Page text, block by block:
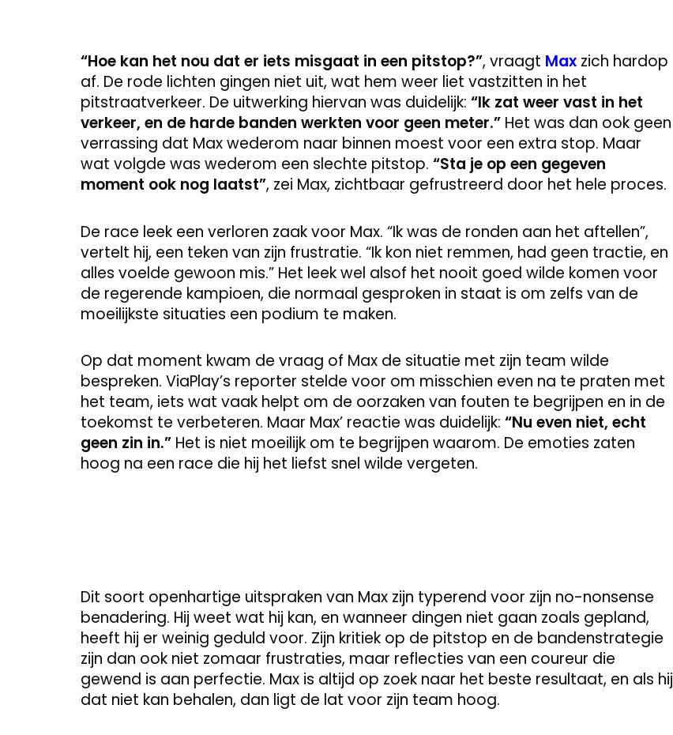
“Hoe kan het nou dat er iets misgaat in een pitstop?”, vraagt Max zich hardop
af. De rode lichten gingen niet uit, wat hem weer liet vastzitten in het
pitstraatverkeer. De uitwerking hiervan was duidelijk: “Ik zat weer vast in het
verkeer, en de harde banden werkten voor geen meter.” Het was dan ook geen
verrassing dat Max wederom naar binnen moest voor een extra stop. Maar
wat volgde was wederom een slechte pitstop. “Sta je op een gegeven
moment ook nog laatst”, zei Max, zichtbaar gefrustreerd door het hele proces.
De race leek een verloren zaak voor Max. “Ik was de ronden aan het aftellen”,
vertelt hij, een teken van zijn frustratie. “Ik kon niet remmen, had geen tractie, en
alles voelde gewoon mis.” Het leek wel alsof het nooit goed wilde komen voor
de regerende kampioen, die normaal gesproken in staat is om zelfs van de
moeilijkste situaties een podium te maken.
Op dat moment kwam de vraag of Max de situatie met zijn team wilde
bespreken. ViaPlay’s reporter stelde voor om misschien even na te praten met
het team, iets wat vaak helpt om de oorzaken van fouten te begrijpen en in de
toekomst te verbeteren. Maar Max’ reactie was duidelijk: “Nu even niet, echt
geen zin in.” Het is niet moeilijk om te begrijpen waarom. De emoties zaten
hoog na een race die hij het liefst snel wilde vergeten.
Dit soort openhartige uitspraken van Max zijn typerend voor zijn no-nonsense
benadering. Hij weet wat hij kan, en wanneer dingen niet gaan zoals gepland,
heeft hij er weinig geduld voor. Zijn kritiek op de pitstop en de bandenstrategie
zijn dan ook niet zomaar frustraties, maar reflecties van een coureur die
gewend is aan perfectie. Max is altijd op zoek naar het beste resultaat, en als hij
dat niet kan behalen, dan ligt de lat voor zijn team hoog.